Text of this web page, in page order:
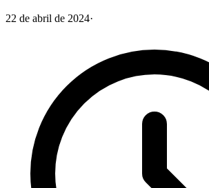
22 de abril de 2024·